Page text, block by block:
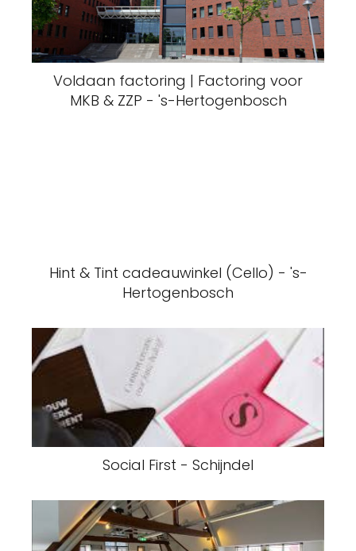
Voldaan factoring | Factoring voor
MKB & ZZP - 's-Hertogenbosch
Hint & Tint cadeauwinkel (Cello) - 's-
Hertogenbosch
Social First - Schijndel